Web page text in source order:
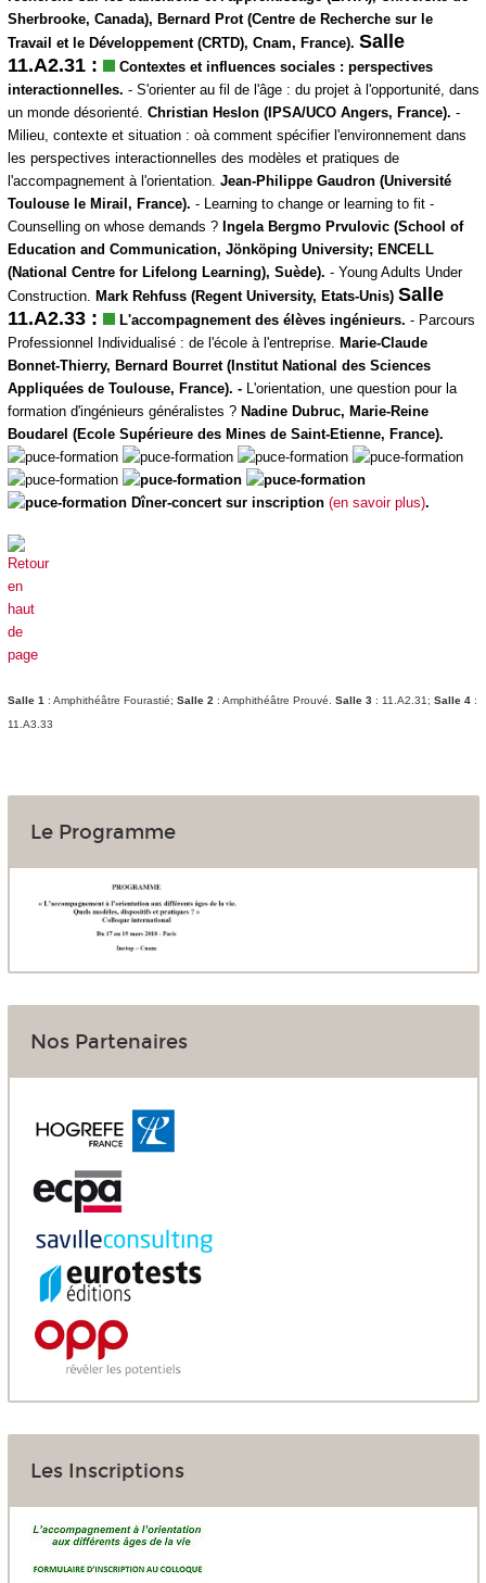
Sherbrooke, Canada), Bernard Prot (Centre de Recherche sur le
Travail et le Développement (CRTD), Cnam, France). Salle
11.A2.31 :
Contextes et influences sociales : perspectives
interactionnelles. - S'orienter au fil de l'âge : du projet à l'opportunité, dans
un monde désorienté. Christian Heslon (IPSA/UCO Angers, France). -
Milieu, contexte et situation : oà comment spécifier l'environnement dans
les perspectives interactionnelles des modèles et pratiques de
l'accompagnement à l'orientation. Jean-Philippe Gaudron (Université
Toulouse le Mirail, France). - Learning to change or learning to fit -
Counselling on whose demands ? Ingela Bergmo Prvulovic (School of
Education and Communication, Jönköping University; ENCELL
(National Centre for Lifelong Learning), Suède). - Young Adults Under
Construction. Mark Rehfuss (Regent University, Etats-Unis) Salle
11.A2.33 :
L'accompagnement des élèves ingénieurs. - Parcours
Professionnel Individualisé : de l'école à l'entreprise. Marie-Claude
Bonnet-Thierry, Bernard Bourret (Institut National des Sciences
Appliquées de Toulouse, France). - L'orientation, une question pour la
formation d'ingénieurs généralistes ? Nadine Dubruc, Marie-Reine
Boudarel (Ecole Supérieure des Mines de Saint-Etienne, France).
Dîner-concert sur inscription (en savoir plus).
Salle 1 : Amphithéâtre Fourastié; Salle 2 : Amphithéâtre Prouvé. Salle 3: 11.A2.31; Salle 4:
11.A3.33
Le Programme
Nos Partenaires
Les Inscriptions